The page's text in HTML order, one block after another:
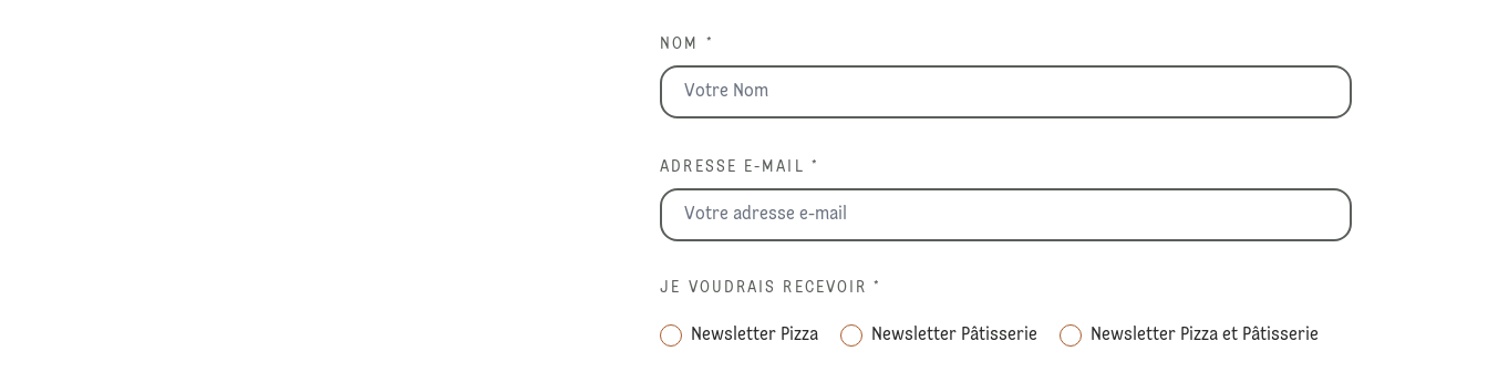
NOM *
ADRESSE E-MAIL *
JE VOUDRAIS RECEVOIR *
Newsletter Pizza Newsletter Pâtisserie Newsletter Pizza et Pâtisserie